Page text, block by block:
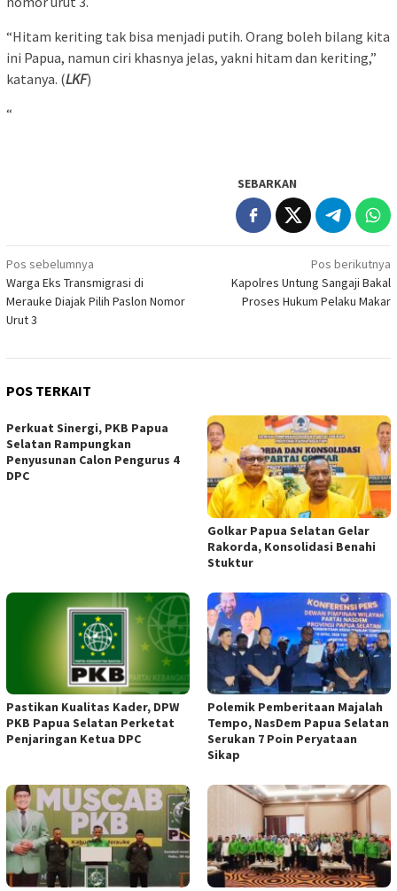
“Hitam keriting tak bisa menjadi putih. Orang boleh bilang kita
ini Papua, namun ciri khasnya jelas, yakni hitam dan keriting,”
katanya. (LKF)
“
SEBARKAN
Navigasi
pos
Pos sebelumnya
Warga Eks Transmigrasi di
Merauke Diajak Pilih Paslon Nomor
Urut 3
Pos berikutnya
Kapolres Untung Sangaji Bakal
Proses Hukum Pelaku Makar
POS TERKAIT
Perkuat Sinergi, PKB Papua
Selatan Rampungkan
Penyusunan Calon Pengurus 4
DPC
Golkar Papua Selatan Gelar
Rakorda, Konsolidasi Benahi
Stuktur
Pastikan Kualitas Kader, DPW
PKB Papua Selatan Perketat
Penjaringan Ketua DPC
Polemik Pemberitaan Majalah
Tempo, NasDem Papua Selatan
Serukan 7 Poin Peryataan
Sikap